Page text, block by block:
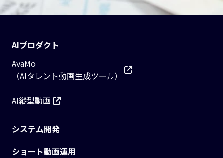
AIプロダクト
AvaMo
（AIタレント動画生成ツール）
AI縦型動画
システム開発
ショート動画運用